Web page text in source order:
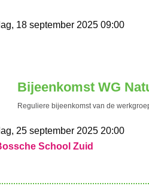
18 september 2025 09:00
Bijeenkomst WG
Reguliere bijeenkomst van de
25 september 2025 20:00
School Zuid